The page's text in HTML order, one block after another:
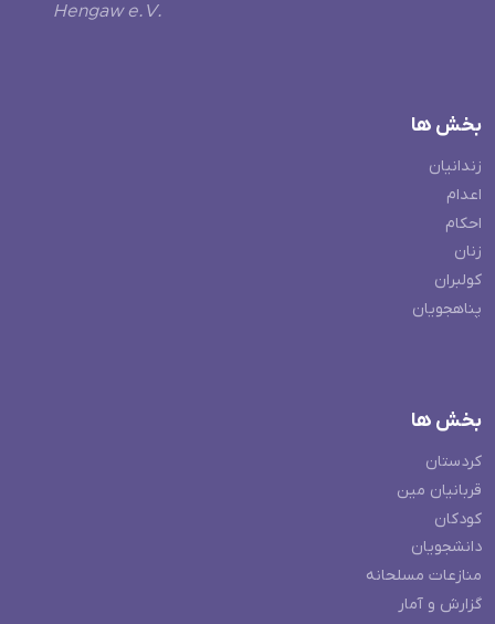
Hengaw e.V.
بخش ها
زندانیان
اعدام
احکام
زنان
کولبران
پناهجویان
بخش ها
کردستان
قربانیان مین
کودکان
دانشجویان
منازعات مسلحانه
گزارش و آمار